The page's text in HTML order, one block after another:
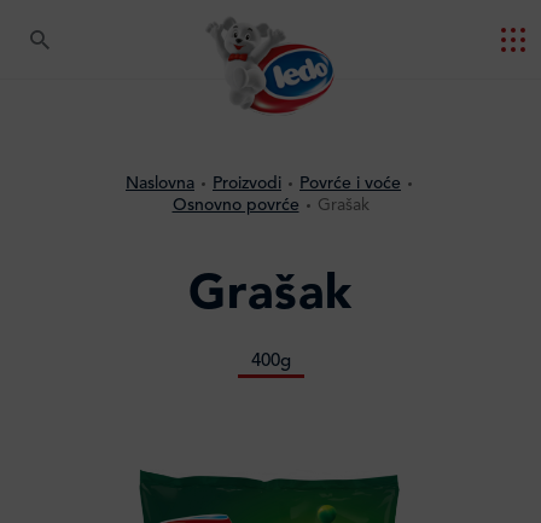
Naslovna Proizvodi
Povrće i voće
Osnovno povrće
Grašak
Grašak
400g